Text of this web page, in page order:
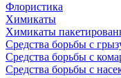
Флористика
Химикаты
Химикаты
Средства борьбы с
Средства борьбы с
Средства борьбы с